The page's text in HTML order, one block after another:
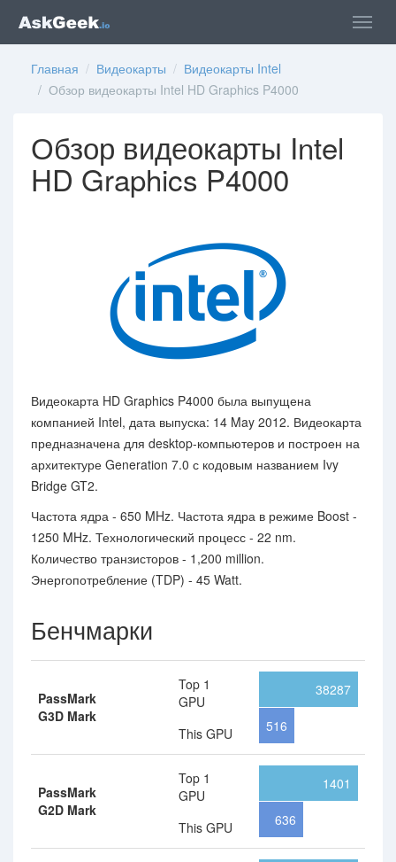
Главная / Видеокарты / Видеокарты Intel
/ Обзор видеокарты Intel HD Graphics P4000
Обзор видеокарты Intel
HD Graphics P4000
Видеокарта HD Graphics P4000 была выпущена
компанией Intel, дата выпуска: 14 May 2012. Видеокарта
предназначена для desktop-компьютеров и построен на
архитектуре Generation 7.0 с кодовым названием Ivy
Bridge GT2.
Частота ядра - 650 MHz. Частота ядра в режиме Boost -
1250 MHz. Технологический процесс - 22 nm.
Количество транзисторов - 1,200 million.
Энергопотребление (TDP) - 45 Watt.
Бенчмарки
PassMark
G3D Mark
Top 1
GPU
This GPU
38287
516
PassMark
G2D Mark
Top 1
GPU
This GPU
1401
636